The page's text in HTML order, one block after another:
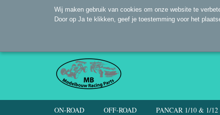
ON-ROAD OFF-ROAD PANCAR 1/10 & 1/12
Wij maken gebruik van cookies om onze website te
Door op Ja te klikken, geef je toestemming voor het